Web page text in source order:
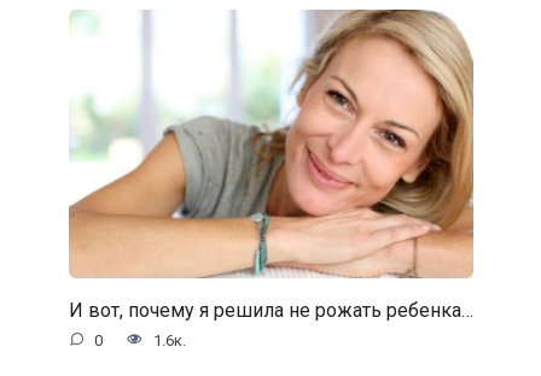
И вот, почему я решила не рожать ребенка…
0 1.6к.